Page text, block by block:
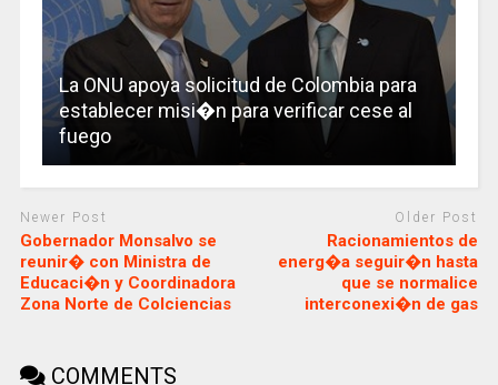
La ONU apoya solicitud de Colombia para
establecer misi�n para verificar cese al
fuego
Newer Post
Gobernador Monsalvo se
reunir� con Ministra de
Educaci�n y Coordinadora
Zona Norte de Colciencias
Older Post
Racionamientos de
energ�a seguir�n hasta
que se normalice
interconexi�n de gas
COMMENTS